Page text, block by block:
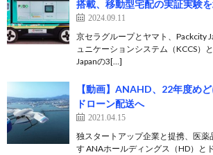
搭載、移動型宅配の実証実験
2024.09.11
京セラグループとヤマト、Packcity
ュニケーションシステム（KCCS）
Japanの3[…]
【動画】ANAHD、22年度め
ドローン配送へ
2021.04.15
独スタートアップ企業と提携、医
す ANAホールディングス（HD）と